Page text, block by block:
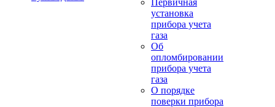
Первичная
установка
прибора учета
газа
Об
опломбировании
прибора учета
газа
О порядке
поверки прибора